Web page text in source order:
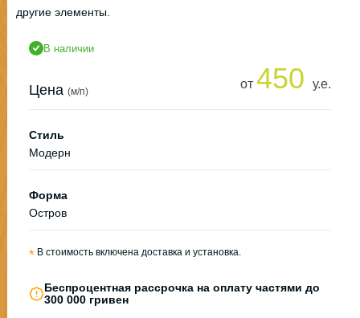
другие элементы.
В наличии
Цена (м/п)
от 450 у.е.
Стиль
Модерн
Форма
Остров
* В стоимость включена доставка и установка.
Беспроцентная рассрочка на оплату частями до
300 000 гривен